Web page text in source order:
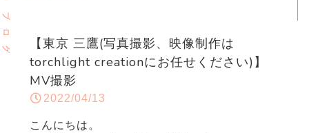
ブ
ロ
グ
【東京 三鷹(写真撮影、映像制作は
torchlight creationにお任せください)】
MV撮影
2022/04/13
こんにちは。